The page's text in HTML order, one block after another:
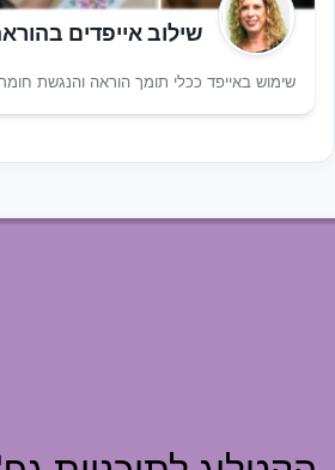
שילוב אייפדים
שימוש באייפד ככלי תומך הוראה והנגשת